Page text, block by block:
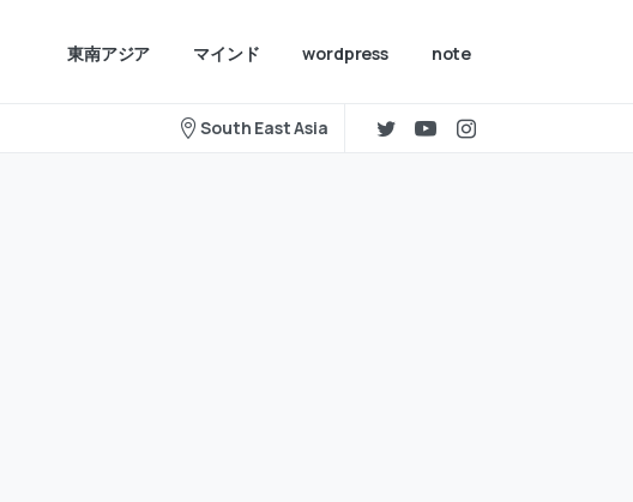
東南アジア マインド wordpress note
South East Asia